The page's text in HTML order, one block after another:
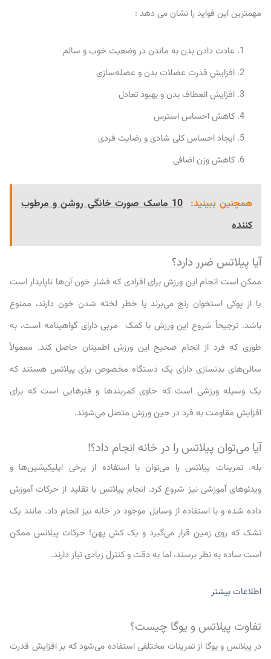
مهمترین این فواید را نشان می دهد :
عادت دادن بدن به ماندن در وضعیت خوب و سالم
افزایش قدرت عضلات بدن و عضله‌سازی
افزایش انعطاف بدن و بهبود تعادل
کاهش احساس استرس
ایجاد احساس کلی شادی و رضایت فردی
کاهش وزن اضافی
همچنین ببینید:
10 ماسک صورت خانگی روشن و مرطوب
کننده
آیا پیلاتس ضرر دارد؟
ممکن است انجام این ورزش برای افرادی که فشار خون آن‌ها ناپایدار است
یا از پوکی استخوان رنج می‌برند یا خطر لخته شدن خون دارند، ممنوع
باشد. ترجیحاً شروع این ورزش با کمک مربی دارای گواهینامه است، به
طوری که فرد از انجام صحیح این ورزش اطمینان حاصل کند. معمولاً
سالن‌های بدنسازی دارای یک دستگاه مخصوص برای پیلاتس هستند که
یک وسیله ورزشی است که حاوی کمربندها و فنرهایی است که برای
افزایش مقاومت به فرد در حین ورزش متصل می‌شوند.
آیا می‌توان پیلاتس را در خانه انجام داد؟!
بله. تمرینات پیلاتس را می‌توان با استفاده از برخی اپلیکیشین‌ها و
ویدئو‌های آموزشی نیز شروع کرد. انجام پیلاتس با تقلید از حرکات آموزش
داده شده و با استفاده از وسایل موجود در خانه نیز انجام داد. مانند یک
تشک که روی زمین قرار می‌گیرد و یک کش پهن! حرکات پیلاتس ممکن
است ساده به نظر برسند، اما به دقت و کنترل زیادی نیاز دارند.
اطلاعات بیشتر
تفاوت پیلاتس و یوگا چیست؟
در پیلاتس و یوگا از تمرینات مختلفی استفاده می‌شود که بر افزایش قدرت